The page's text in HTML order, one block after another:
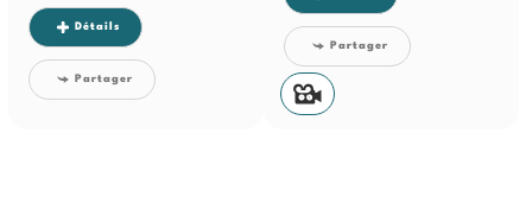
Détails
Partager
Partager